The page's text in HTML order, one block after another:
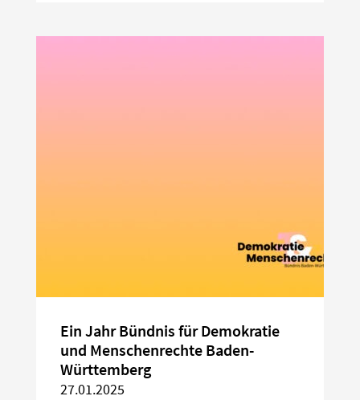
Ein Jahr Bündnis für Demokratie
und Menschenrechte Baden-
Württemberg
27.01.2025